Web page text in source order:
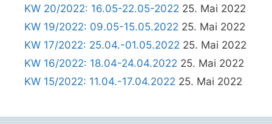
KW 20/2022: 16.05-22.05-2022 25. Mai 2022
KW 19/2022: 09.05-15.05.2022 25. Mai 2022
KW 17/2022: 25.04.-01.05.2022 25. Mai 2022
KW 16/2022: 18.04-24.04.2022 25. Mai 2022
KW 15/2022: 11.04.-17.04.2022 25. Mai 2022